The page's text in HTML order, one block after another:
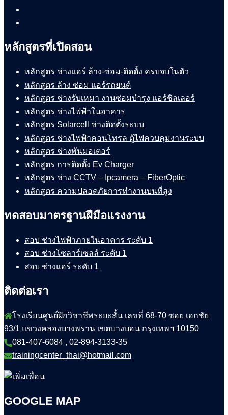
หลักสูตรที่เปิดสอน
หลักสูตร ช่างแอร์ ล้าง-ซ่อม-ติดตั้ง ครบจบในตัว
หลักสูตร ล้าง ซ่อม แอร์รถยนต์
หลักสูตร ช่างรับเหมา งานซ่อมบำรุง แอร์ชิลเลอร์
หลักสูตร ช่างไฟฟ้าในอาคาร
หลักสูตร Solarcell ช่างติดตั้งระบบ
หลักสูตร ช่างไฟฟ้าคอนโทรล ตู้ไฟควบคุมงานระบบ
หลักสูตร ช่างพันมอเตอร์
หลักสูตร การติดตั้ง Ev Charger
หลักสูตร ช่าง CCTV – Ipcamera – FiberOptic
หลักสูตร ความปลอดภัยการทำงานบนที่สูง
ทดสอบมาตรฐานฝีมือแรงงาน
สอบ ช่างไฟฟ้าภายในอาคาร ระดับ 1
สอบ ช่างโซลาร์เซลล์ ระดับ 1
สอบ ช่างแอร์ ระดับ 1
ติดต่อเรา
โรงเรียนศูนย์ฝึกวิชาชีพระยะสั้น เลขที่ 68-70 ซอย เอกชัย
93/1 แขวงคลองบางพราน เขตบางบอน กรุงเทพฯ 10150
081-407-6084 , 02-894-3133-35
trainingcenter_thai@hotmail.com
GOOGLE MAP